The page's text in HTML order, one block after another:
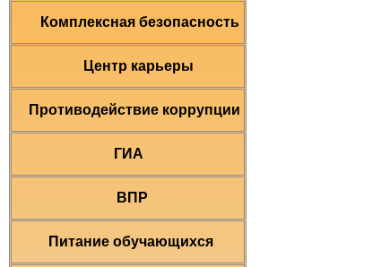
Комплексная безопасность
Центр карьеры
Противодействие коррупции
ГИА
ВПР
Питание обучающихся